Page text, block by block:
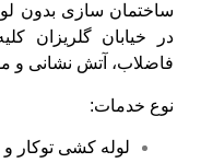
ساختمان‌ سازی بدون
در خیابان گلریزان
فاضلاب، آتش‌ نشانی و
نوع خدمات:
لوله کشی توکار و